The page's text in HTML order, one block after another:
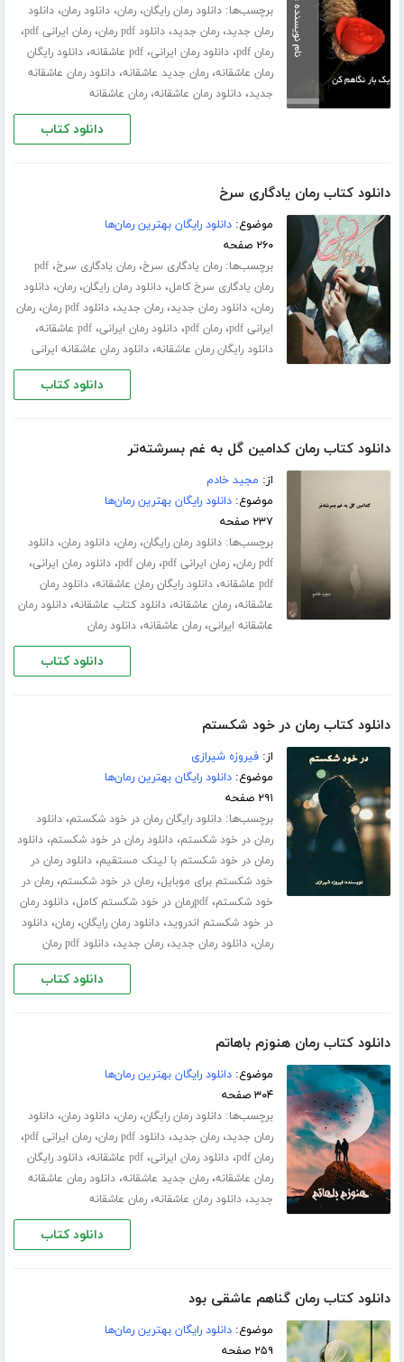
برچسب‌ها:دانلود رمان رایگان،رمان،دانلود رمان،دانلود
رمان جدید،رمان جدید،دانلود pdf رمان ،رمان ایرانی pdf ،
رمان pdf ،دانلود رمان ایرانی،pdf عاشقانه ،دانلود رایگان
رمان عاشقانه،رمان جدید عاشقانه،دانلود رمان عاشقانه
جدید،دانلود رمان عاشقانه،رمان عاشقانه
دانلود کتاب
دانلود کتاب رمان یادگاری سرخ
موضوع:دانلود رایگان بهترین رمان‌ها
۲۶۰ صفحه
برچسب‌ها:رمان یادگاری سرخ،رمان یادگاری سرخ،pdf
رمان یادگاری سرخ کامل،دانلود رمان رایگان،رمان،دانلود
رمان،دانلود رمان جدید،رمان جدید،دانلود pdf رمان ،رمان
ایرانی pdf
،رمان pdf ،دانلود رمان ایرانی،pdf عاشقانه ،
دانلود رایگان رمان عاشقانه،دانلود رمان عاشقانه ایرانی
دانلود کتاب
دانلود کتاب رمان کدامین گل به غم بسرشته‌تر
از: مجید خادم
موضوع:دانلود رایگان بهترین رمان‌ها
۲۳۷ صفحه
برچسب‌ها:دانلود رمان رایگان،رمان،دانلود رمان،دانلود
pdf رمان
،رمان ایرانی pdf ،رمان pdf ،دانلود رمان ایرانی،
pdf عاشقانه ،دانلود رایگان رمان عاشقانه،دانلود رمان
عاشقانه،رمان عاشقانه،دانلود کتاب عاشقانه،دانلود رمان
عاشقانه ایرانی،رمان عاشقانه،دانلود رمان
دانلود کتاب
دانلود کتاب رمان در خود شکستم
از:فیروزه شیرازی
موضوع:دانلود رایگان بهترین رمان‌ها
۲۹۱ صفحه
برچسب‌ها:دانلود رایگان رمان در خود شکستم،دانلود
رمان در خود شکستم،دانلود رمان در خود شکستم،دانلود
رمان در خود شکستم با لینک مستقیم،دانلود رمان در
خود شکستم برای موبایل،رمان در خود شکستم،رمان در
خود شکستم،pdfرمان در خود شکستم کامل ،دانلود رمان
در خود شکستم اندروید،دانلود رمان رایگان،رمان،دانلود
رمان،دانلود رمان جدید،رمان جدید،دانلود pdf رمان
دانلود کتاب
دانلود کتاب رمان هنوزم باهاتم
موضوع:دانلود رایگان بهترین رمان‌ها
۳۰۴ صفحه
برچسب‌ها:دانلود رمان رایگان،رمان،دانلود رمان،دانلود
رمان جدید،رمان جدید،دانلود pdf رمان ،رمان ایرانی pdf ،
رمان pdf ،دانلود رمان ایرانی،pdf عاشقانه ،دانلود رایگان
رمان عاشقانه،رمان جدید عاشقانه،دانلود رمان عاشقانه
جدید،دانلود رمان عاشقانه،رمان عاشقانه
دانلود کتاب
دانلود کتاب رمان گناهم عاشقی بود
موضوع:دانلود رایگان بهترین رمان‌ها
۲۵۹ صفحه